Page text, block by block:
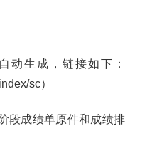
生成，链接如下：
sc）
成绩单原件和成绩排